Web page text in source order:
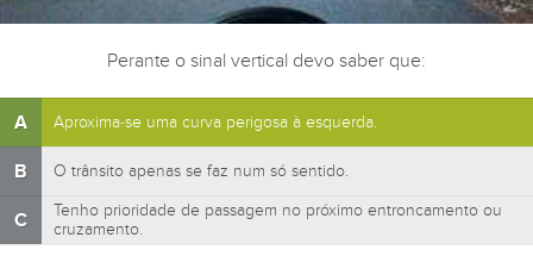
Perante o sinal vertical devo saber que:
A Aproxima-se uma curva perigosa à esquerda.
B O trânsito apenas se faz num só sentido.
C
Tenho prioridade de passagem no próximo entroncamento ou
cruzamento.